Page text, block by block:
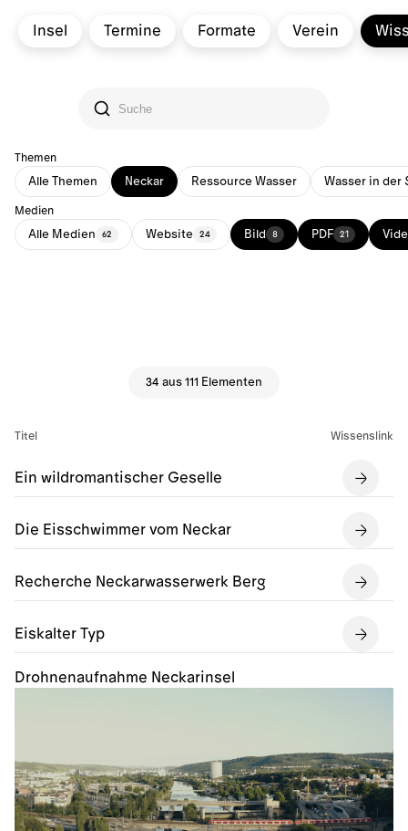
Insel Termine Formate Verein
Themen
Alle Themen Neckar Ressource Wasser Wasser in der
Medien
Alle Medien 62 Website 24 Bild 8 PDF 21
34 aus 111 Elementen
Titel Wissenslink
Ein wildromantischer Geselle
Die Eisschwimmer vom Neckar
Recherche Neckarwasserwerk Berg
Eiskalter Typ
Drohnenaufnahme Neckarinsel